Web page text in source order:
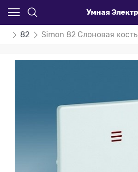
Умная
82 Simon 82 Слоновая